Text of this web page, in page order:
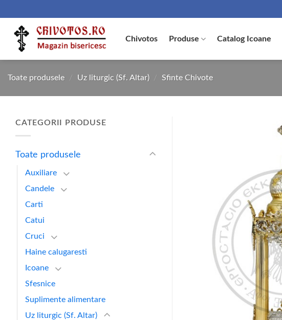
to
content
Chivotos Produse Catalog Icoane
Toate produsele / Uz liturgic (Sf. Altar) / Sfinte Chivote
CATEGORII PRODUSE
Toate produsele
Auxiliare
Candele
Carti
Catui
Cruci
Haine calugaresti
Icoane
Sfesnice
Suplimente alimentare
Uz liturgic (Sf. Altar)